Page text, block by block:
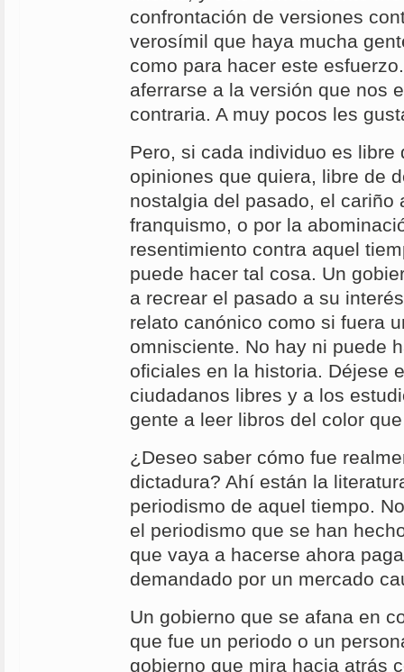
confrontación de versiones
verosímil que haya mucha
como para hacer este
aferrarse a la versión que nos
contraria. A muy pocos les
Pero, si cada individuo es libre
opiniones que quiera, libre de
nostalgia del pasado, el cariño
franquismo, o por la
resentimiento contra aquel
puede hacer tal cosa. Un
a recrear el pasado a su
relato canónico como si fuera
omnisciente. No hay ni puede
oficiales en la historia. Déjese
ciudadanos libres y a los
gente a leer libros del color
¿Deseo saber cómo fue
dictadura? Ahí están la
periodismo de aquel tiempo.
el periodismo que se han
que vaya a hacerse ahora
demandado por un mercado
Un gobierno que se afana en
que fue un periodo o un
gobierno que mira hacia atrás